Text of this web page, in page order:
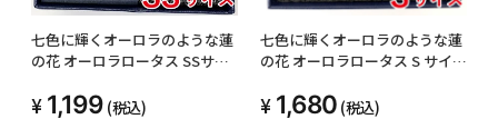
七色に輝くオーロラのような蓮
の花 オーロラロータス SSサイ
ロータス 蓮の花 インテリア 浄
化 運気アップ 仏壇 お供え プレ
1,199 (税込)
七色に輝くオーロラのような蓮
の花 オーロラロータス S サイズ
ータス 蓮の花 インテリア 浄化
運気アップ 仏壇 お供え プレゼ
1,680 (税込)